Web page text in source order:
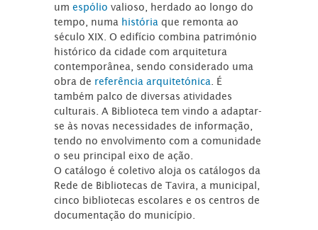
umespóliovalioso, herdado ao longo do
tempo, numa história que remonta ao
século XIX. O edifício combina património
histórico da cidade com arquitetura
contemporânea, sendo considerado uma
obra de referência arquitetónica . É
também palco de diversas atividades
culturais. A Biblioteca tem vindo a adaptar-
se às novas necessidades de informação,
tendo no envolvimento com a comunidade
o seu principal eixo de ação.
O catálogo é coletivo aloja os catálogos da
Rede de Bibliotecas de Tavira, a municipal,
cinco bibliotecas escolares e os centros de
documentação do município.